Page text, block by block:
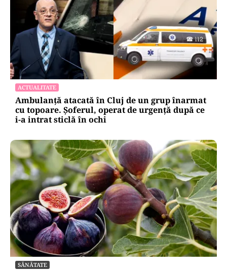
ACTUALITATE
Ambulanță atacată în Cluj de un grup înarmat
cu topoare. Șoferul, operat de urgență după ce
i-a intrat sticlă în ochi
SĂNĂTATE